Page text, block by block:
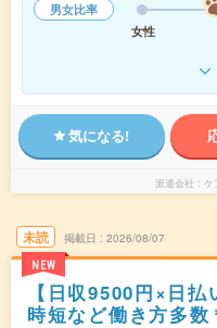
男女比率
女性
気になる!
派遣会社 ケ
未読
NEW
掲載日 2026/08/07
【日収9500円×日
時短など働き方多数